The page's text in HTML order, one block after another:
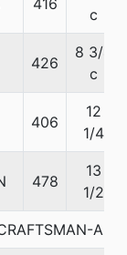
416
c
426
8 3/4
c
406
12
1/4
478
13
1/2